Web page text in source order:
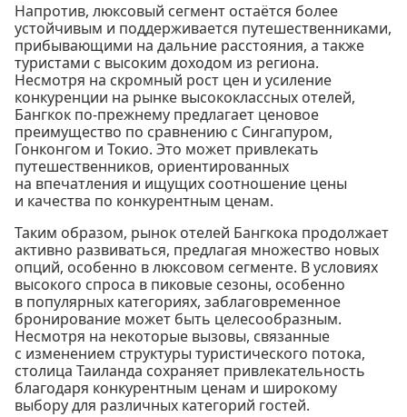
Напротив, люксовый сегмент остаётся более
устойчивым и поддерживается путешественниками,
прибывающими на дальние расстояния, а также
туристами с высоким доходом из региона.
Несмотря на скромный рост цен и усиление
конкуренции на рынке высококлассных отелей,
Бангкок по-прежнему предлагает ценовое
преимущество по сравнению с Сингапуром,
Гонконгом и Токио. Это может привлекать
путешественников, ориентированных
на впечатления и ищущих соотношение цены
и качества по конкурентным ценам.
Таким образом, рынок отелей Бангкока продолжает
активно развиваться, предлагая множество новых
опций, особенно в люксовом сегменте. В условиях
высокого спроса в пиковые сезоны, особенно
в популярных категориях, заблаговременное
бронирование может быть целесообразным.
Несмотря на некоторые вызовы, связанные
с изменением структуры туристического потока,
столица Таиланда сохраняет привлекательность
благодаря конкурентным ценам и широкому
выбору для различных категорий гостей.